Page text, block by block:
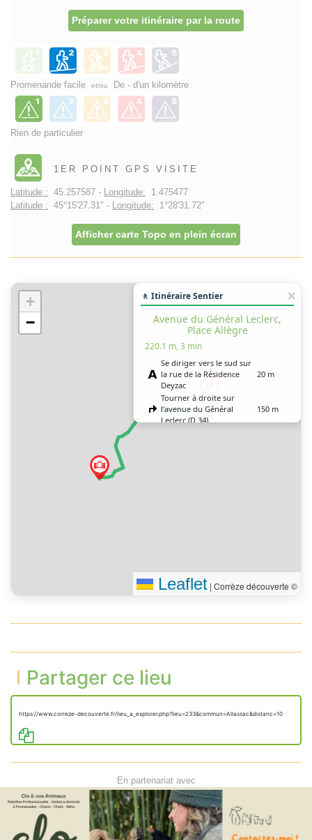
Préparer votre itinéraire par la route
Promenande facile et/ou De - d'un kilomètre
Rien de particulier
1ER POINT GPS VISITE
Latitude : 45.257587 - Longitude: 1.475477
Latitude : 45°15'27.31" - Longitude: 1°28'31.72"
Afficher carte Topo en plein écran
+
−
🚶 Itinéraire Sentier
Avenue du Général Leclerc,
Place Allègre
220.1 m, 3 min
Se diriger vers le sud sur
la rue de la Résidence
Deyzac
20 m
Tourner à droite sur
l’avenue du Général
Leclerc (D 34)
150 m
Leaflet | Corrèze découverte ©
Partager ce lieu
https://www.correze-decouverte.fr/lieu_a_explorer.php?lieu=233&commun=Allassac&distanc=10
En partenariat avec